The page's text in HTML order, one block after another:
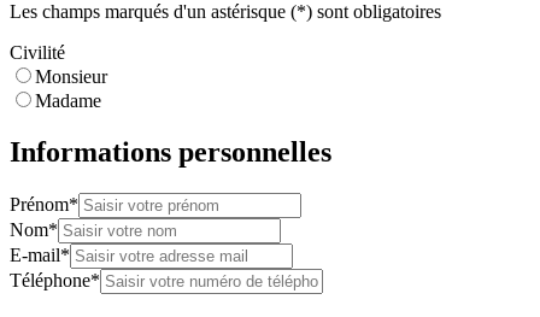
Les champs marqués d'un astérisque (*) sont obligatoires
Civilité
Monsieur
Madame
Informations personnelles
Prénom*
Nom*
E-mail*
Téléphone*